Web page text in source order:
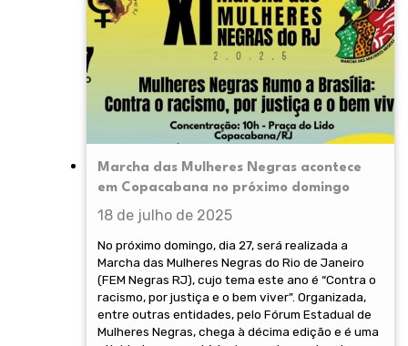
Marcha das Mulheres Negras acontece
em Copacabana no próximo domingo
18 de julho de 2025
No próximo domingo, dia 27, será realizada a
Marcha das Mulheres Negras do Rio de Janeiro
(FEM Negras RJ), cujo tema este ano é “Contra o
racismo, por justiça e o bem viver". Organizada,
entre outras entidades, pelo Fórum Estadual de
Mulheres Negras, chega à décima edição e é uma